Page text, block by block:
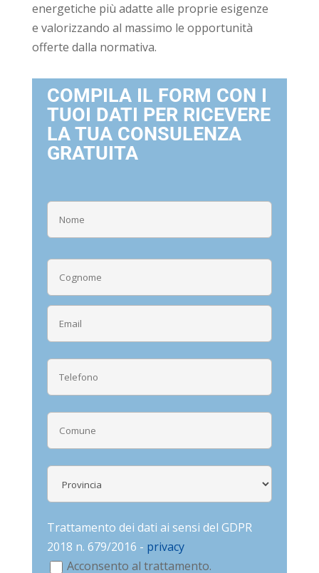
energetiche più adatte alle proprie esigenze
e valorizzando al massimo le opportunità
offerte dalla normativa.
COMPILA IL FORM CON I
TUOI DATI PER RICEVERE
LA TUA CONSULENZA
GRATUITA
Trattamento dei dati ai sensi del GDPR
2018 n. 679/2016 - privacy
Acconsento al trattamento.